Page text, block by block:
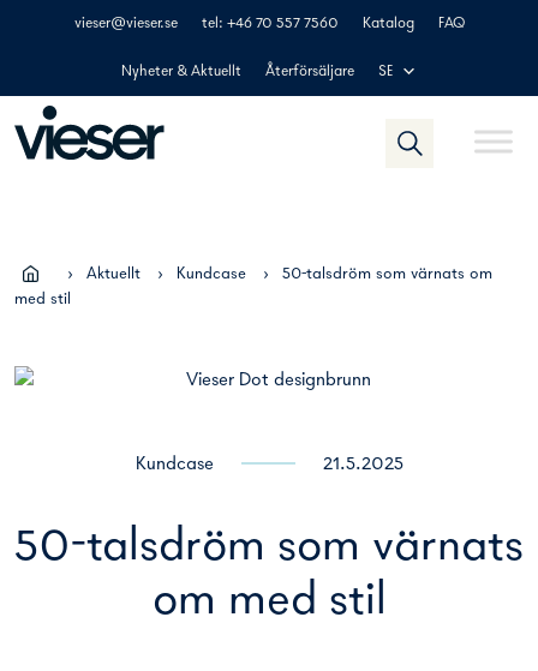
vieser@vieser.se tel: +46 70 557 7560 Katalog FAQ
Nyheter & Aktuellt Återförsäljare SE
› Aktuellt › Kundcase ›
50-talsdröm som värnats om
med stil
Kundcase 21.5.2025
50-talsdröm som värnats
om med stil